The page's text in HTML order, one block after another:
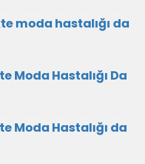
moda hastalığı da
Moda Hastalığı Da
Moda Hastalığı da